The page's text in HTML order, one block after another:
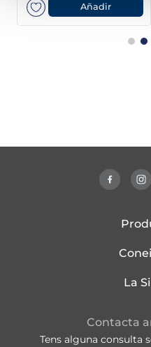
Añadir
La
Contacta
Tens alguna consulta